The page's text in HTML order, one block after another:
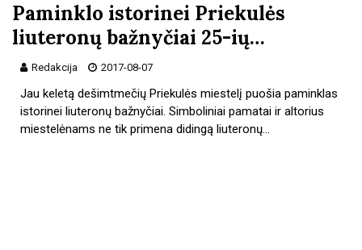
Paminklo istorinei Priekulės
liuteronų bažnyčiai 25-ių…
Redakcija 2017-08-07
Jau keletą dešimtmečių Priekulės miestelį puošia paminklas
istorinei liuteronų bažnyčiai. Simboliniai pamatai ir altorius
miestelėnams ne tik primena didingą liuteronų…